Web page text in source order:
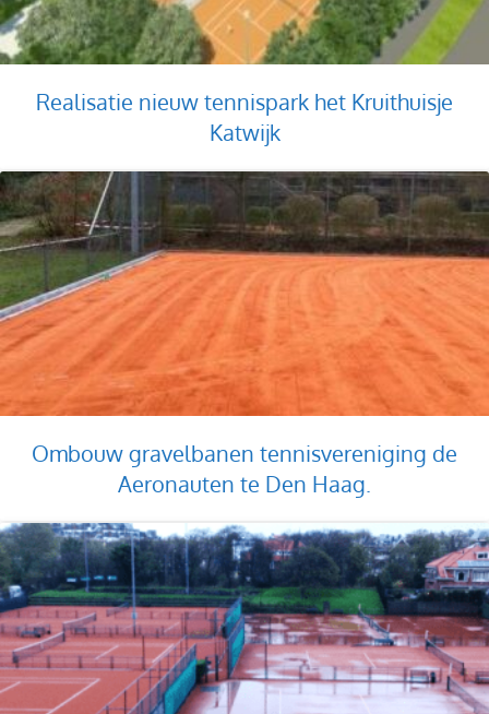
Realisatie nieuw tennispark het Kruithuisje
Katwijk
Ombouw gravelbanen tennisvereniging de
Aeronauten te Den Haag.